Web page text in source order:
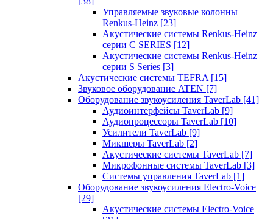
Управляемые звуковые колонны
Renkus-Heinz [23]
Акустические системы Renkus-Heinz
серии C SERIES [12]
Акустические системы Renkus-Heinz
серии S Series [3]
Акустические системы TEFRA [15]
Звуковое оборудование ATEN [7]
Оборудование звукоусиления TaverLab [41]
Аудиоинтерфейсы TaverLab [9]
Аудиопроцессоры TaverLab [10]
Усилители TaverLab [9]
Микшеры TaverLab [2]
Акустические системы TaverLab [7]
Микрофонные системы TaverLab [3]
Системы управления TaverLab [1]
Оборудование звукоусиления Electro-Voice
[29]
Акустические системы Electro-Voice